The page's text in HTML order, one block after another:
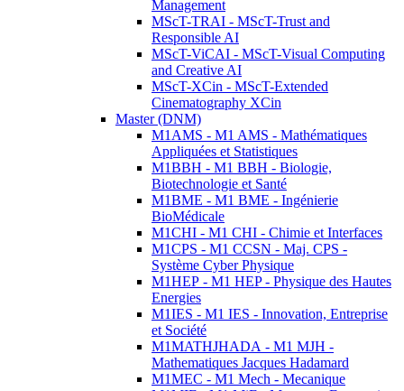
Management
MScT-TRAI - MScT-Trust and
Responsible AI
MScT-ViCAI - MScT-Visual Computing
and Creative AI
MScT-XCin - MScT-Extended
Cinematography XCin
Master (DNM)
M1AMS - M1 AMS - Mathématiques
Appliquées et Statistiques
M1BBH - M1 BBH - Biologie,
Biotechnologie et Santé
M1BME - M1 BME - Ingénierie
BioMédicale
M1CHI - M1 CHI - Chimie et Interfaces
M1CPS - M1 CCSN - Maj. CPS -
Système Cyber Physique
M1HEP - M1 HEP - Physique des Hautes
Energies
M1IES - M1 IES - Innovation, Entreprise
et Société
M1MATHJHADA - M1 MJH -
Mathematiques Jacques Hadamard
M1MEC - M1 Mech - Mecanique